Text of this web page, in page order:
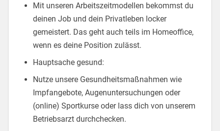
Mit unseren Arbeitszeitmodellen bekommst du
deinen Job und dein Privatleben locker
gemeistert. Das geht auch teils im Homeoffice,
wenn es deine Position zulässt.
Hauptsache gesund:
Nutze unsere Gesundheitsmaßnahmen wie
Impfangebote, Augenuntersuchungen oder
(online) Sportkurse oder lass dich von unserem
Betriebsarzt durchchecken.